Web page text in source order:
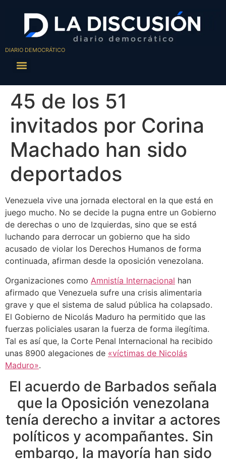
DIARIO DEMOCRÁTICO
45 de los 51
invitados por Corina
Machado han sido
deportados
Venezuela vive una jornada electoral en la que está en
juego mucho. No se decide la pugna entre un Gobierno
de derechas o uno de Izquierdas, sino que se está
luchando para derrocar un gobierno que ha sido
acusado de violar los Derechos Humanos de forma
continuada, afirman desde la oposición venezolana.
Organizaciones como Amnistía Internacional han
afirmado que Venezuela sufre una crisis alimentaria
grave y que el sistema de salud pública ha colapsado.
El Gobierno de Nicolás Maduro ha permitido que las
fuerzas policiales usaran la fuerza de forma ilegítima.
Tal es así que, la Corte Penal Internacional ha recibido
unas 8900 alegaciones de «víctimas de Nicolás
Maduro».
El acuerdo de Barbados señala
que la Oposición venezolana
tenía derecho a invitar a actores
políticos y acompañantes. Sin
embargo, la mayoría han sido